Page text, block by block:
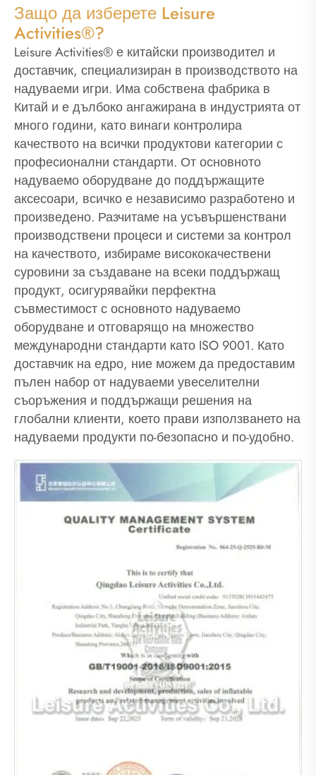
Защо да изберете Leisure
Activities®?
Leisure Activities® е китайски производител и
доставчик, специализиран в производството на
надуваеми игри. Има собствена фабрика в
Китай и е дълбоко ангажирана в индустрията от
много години, като винаги контролира
качеството на всички продуктови категории с
професионални стандарти. От основното
надуваемо оборудване до поддържащите
аксесоари, всичко е независимо разработено и
произведено. Разчитаме на усъвършенствани
производствени процеси и системи за контрол
на качеството, избираме висококачествени
суровини за създаване на всеки поддържащ
продукт, осигурявайки перфектна
съвместимост с основното надуваемо
оборудване и отговарящо на множество
международни стандарти като ISO 9001. Като
доставчик на едро, ние можем да предоставим
пълен набор от надуваеми увеселителни
съоръжения и поддържащи решения на
глобални клиенти, което прави използването на
надуваеми продукти по-безопасно и по-удобно.